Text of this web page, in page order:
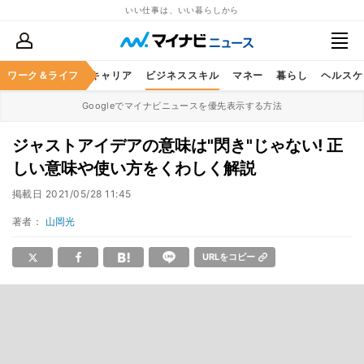
いい仕事は、いい暮らしから
ワーク＆ライフ キャリア ビジネススキル マネー 暮らし ヘルス
Googleでマイナビニュースを優先表示する方法
ジャストアイデアの意味は"閃き"じゃない! 正
しい意味や使い方をくわしく解説
掲載日 2021/05/28 11:45
著者： 山岡光
URLをコピー